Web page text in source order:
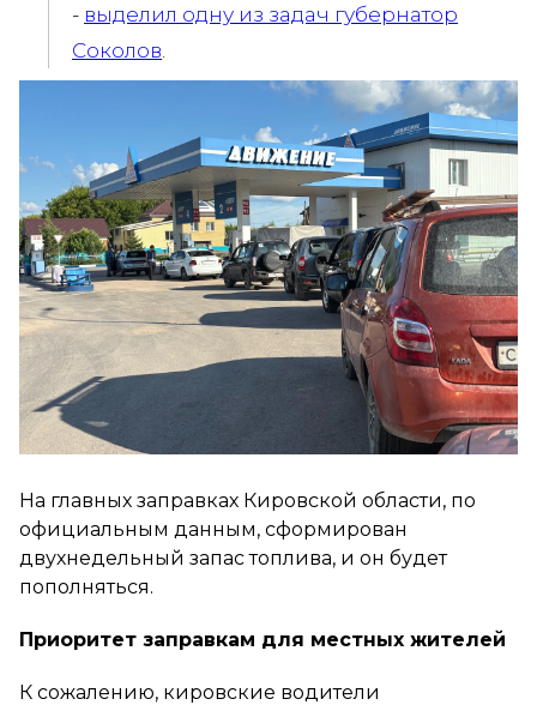
- выделил одну из задач губернатор
Соколов
На главных заправках Кировской области, по
официальным данным, сформирован
двухнедельный запас топлива, и он будет
пополняться.
Приоритет заправкам для местных жителей
К сожалению, кировские водители